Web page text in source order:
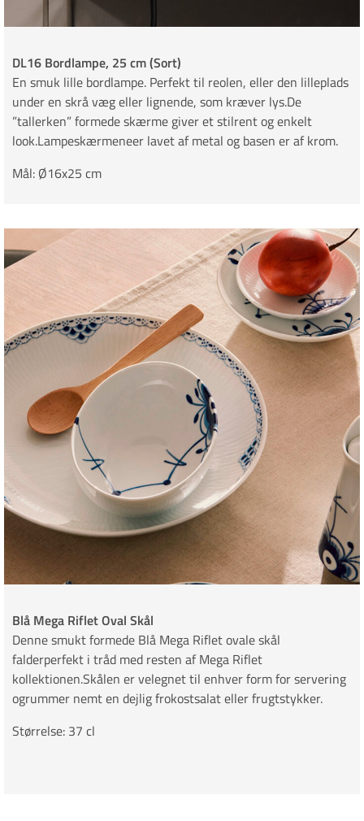
DL16 Bordlampe, 25 cm (Sort)
En smuk lille bordlampe. Perfekt til reolen, eller den lilleplads
under en skrå væg eller lignende, som kræver lys.De
”tallerken” formede skærme giver et stilrent og enkelt
look.Lampeskærmeneer lavet af metal og basen er af krom.
Mål: Ø16x25 cm
Blå Mega Riflet Oval Skål
Denne smukt formede Blå Mega Riflet ovale skål
falderperfekt i tråd med resten af Mega Riflet
kollektionen.Skålen er velegnet til enhver form for servering
ogrummer nemt en dejlig frokostsalat eller frugtstykker.
Størrelse: 37 cl